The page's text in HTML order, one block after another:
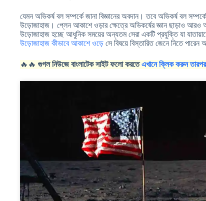
যেমন অভিকর্ষ বল সম্পর্কে জানা বিজ্ঞানের অবদান। তবে অভিকর্ষ বল
উড়োজাহাজ। প্লেন আকাশে ওড়ার ক্ষেত্রে অভিকর্ষের জ্ঞান ছাড়াও আরও
উড়োজাহাজ হচ্ছে আধুনিক সময়ের অন্যতম সেরা একটি প্রযুক্তি যা
উড়োজাহাজ কীভাবে আকাশে ওড়ে সে বিষয়ে বিস্তারিত জেনে নিতে পারেন
🔥🔥 গুগল নিউজে বাংলাটেক সাইট ফলো করতেএখানে ক্লিক করুন